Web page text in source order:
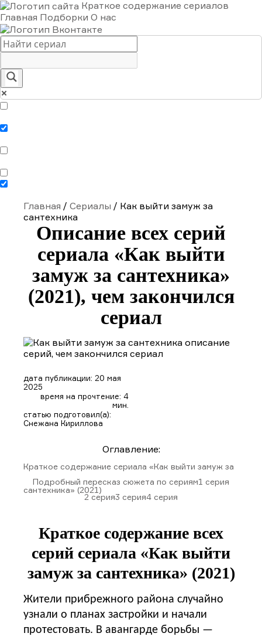
Краткое содержание сериалов
Главная Подборки О нас
Главная / Сериалы / Как выйти замуж за
сантехника
Описание всех серий
сериала «Как выйти
замуж за сантехника»
(2021), чем закончился
сериал
дата публикации: 20 мая
2025
время на прочтение: 4
мин.
статью подготовил(а):
Снежана Кириллова
Оглавление:
Краткое содержание сериала «Как выйти замуж за
сантехника» (2021)
Подробный пересказ сюжета по сериям1 серия
2 серия3 серия4 серия
Краткое содержание всех
серий сериала «Как выйти
замуж за сантехника» (2021)
Жители прибрежного района случайно
узнали о планах застройки и начали
протестовать. В авангарде борьбы —